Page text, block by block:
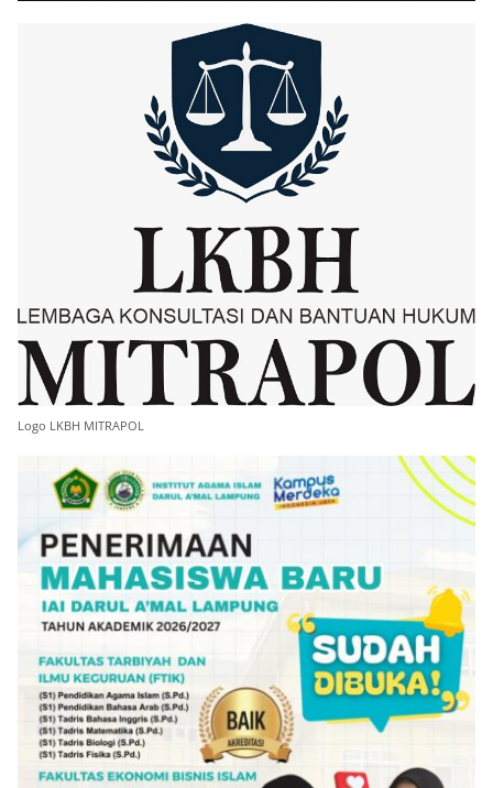
Logo LKBH MITRAPOL